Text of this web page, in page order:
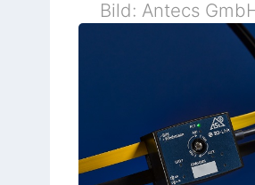
Bild: Antecs